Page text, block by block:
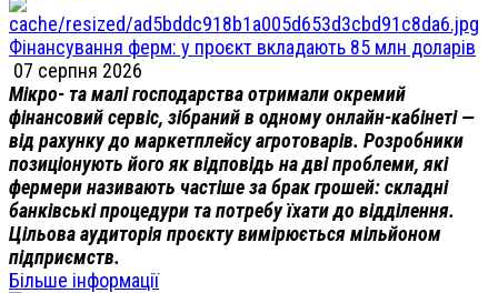
Фінансування ферм: у проєкт вкладають 85 млн доларів
07 серпня 2026
Мікро- та малі господарства отримали окремий
фінансовий сервіс, зібраний в одному онлайн-кабінеті —
від рахунку до маркетплейсу агротоварів. Розробники
позиціонують його як відповідь на дві проблеми, які
фермери називають частіше за брак грошей: складні
банківські процедури та потребу їхати до відділення.
Цільова аудиторія проєкту вимірюється мільйоном
підприємств.
Більше інформації